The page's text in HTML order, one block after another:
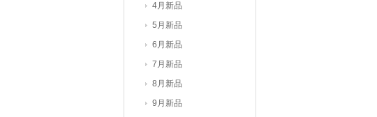
4月新品
5月新品
6月新品
7月新品
8月新品
9月新品